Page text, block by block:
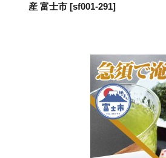
産 富士市 [sf001-291]